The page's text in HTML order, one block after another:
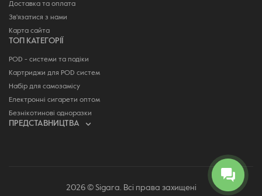
Доставка та оплата
Зв'язатися з нами
Карта сайта
ТОП КАТЕГОРІЇ
POD - системи та подіки
Картриджи для POD систем
Набір для самозамісу
Електронні сигарети оптом
Безнікотинові одноразки
ПРЕДСТАВНИЦТВА
2026 © Sigara. Всі права захищені